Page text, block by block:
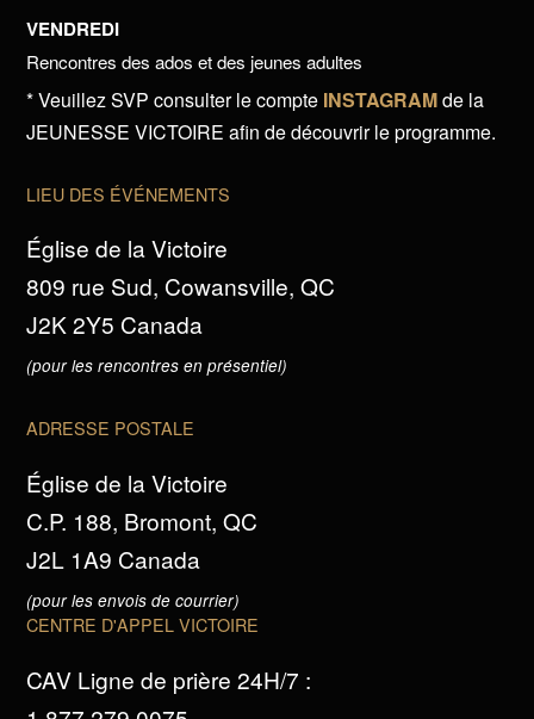
VENDREDI
Rencontres des ados et des jeunes adultes
* Veuillez SVP consulter le compte INSTAGRAMde la
JEUNESSE VICTOIRE afin de découvrir le programme.
LIEU DES ÉVÉNEMENTS
Église de la Victoire
809 rue Sud, Cowansville, QC
J2K 2Y5 Canada
(pour les rencontres en présentiel)
ADRESSE POSTALE
Église de la Victoire
C.P. 188, Bromont, QC
J2L 1A9 Canada
(pour les envois de courrier)
CENTRE D'APPEL VICTOIRE
CAV Ligne de prière 24H/7 :